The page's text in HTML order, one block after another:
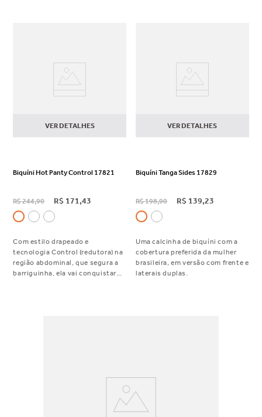
VER DETALHES
Biquíni Hot Panty Control 17821
R$244,90 R$ 171,43
Com estilo drapeado e
tecnologia Control (redutora) na
região abdominal, que segura a
barriguinha, ela vai conquistar
VER DETALHES
Biquíni Tanga Sides 17829
R$198,90 R$ 139,23
Uma calcinha de biquíni com a
cobertura preferida da mulher
brasileira, em versão com frente e
laterais duplas.